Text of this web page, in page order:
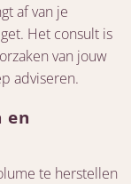
af van je
Het consult is
van jouw
adviseren.
en
te herstellen